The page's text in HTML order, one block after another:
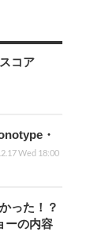
コア
・
Wed 18:00
った！？
ーの内容